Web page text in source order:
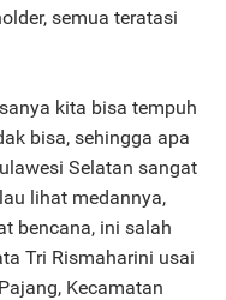
semua teratasi
kita bisa tempuh
bisa, sehingga apa
Selatan sangat
lihat medannya,
bencana, ini salah
Tri Rismaharini usai
Kecamatan